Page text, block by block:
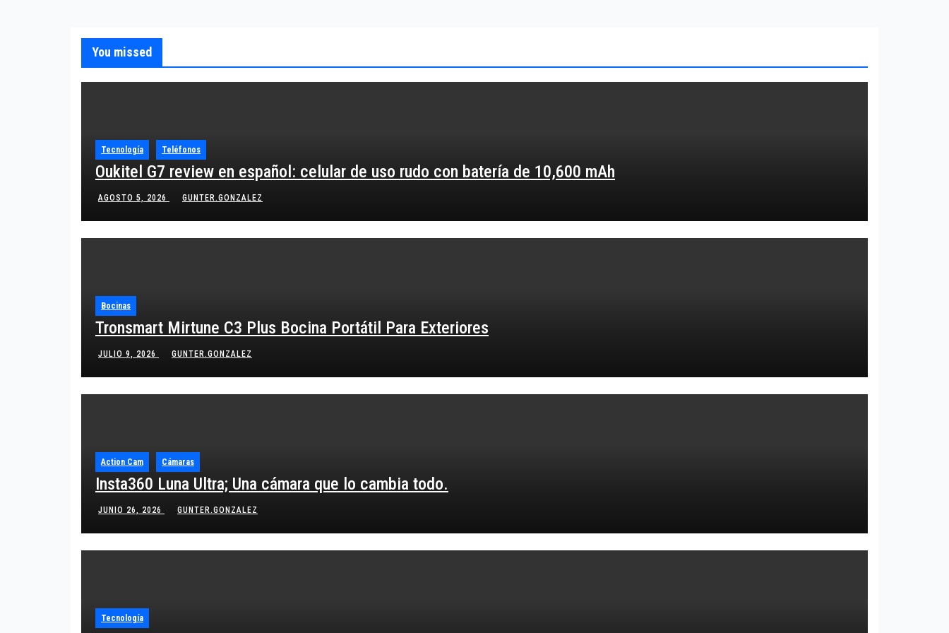
You missed
Tecnología Teléfonos
Oukitel G7 review en español: celular de uso rudo con batería de 10,600 mAh
AGOSTO 5, 2026 GUNTER.GONZALEZ
Bocinas
Tronsmart Mirtune C3 Plus Bocina Portátil Para Exteriores
JULIO 9, 2026 GUNTER.GONZALEZ
Action Cam Cámaras
Insta360 Luna Ultra; Una cámara que lo cambia todo.
JUNIO 26, 2026 GUNTER.GONZALEZ
Tecnología